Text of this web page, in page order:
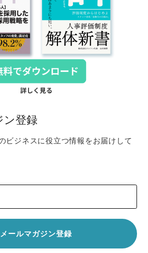
ン登録
ビジネスに役立つ情報をお届けして